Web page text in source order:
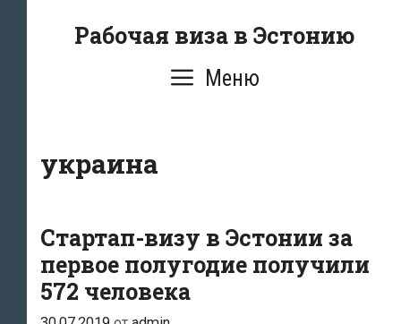
Рабочая виза в Эстонию
Меню
украина
Стартап-визу в Эстонии за
первое полугодие получили
572 человека